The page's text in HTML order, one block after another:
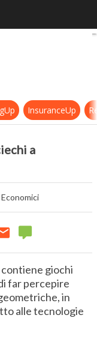
che aiuta i ciechi
InsuranceUp
a
giochi
far percepire
in
alle tecnologie